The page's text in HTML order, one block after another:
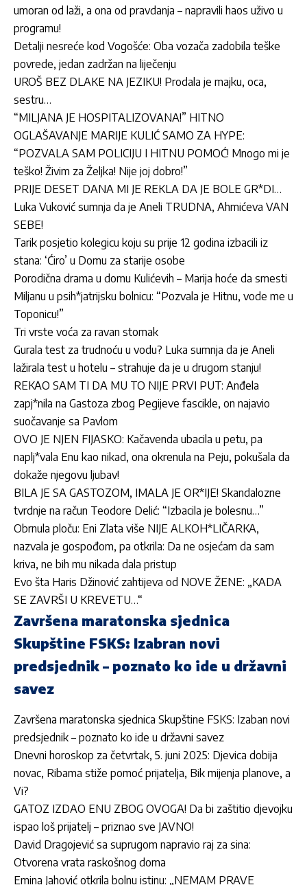
umoran od laži, a ona od pravdanja – napravili haos uživo u
programu!
Detalji nesreće kod Vogošće: Oba vozača zadobila teške
povrede, jedan zadržan na liječenju
UROŠ BEZ DLAKE NA JEZIKU! Prodala je majku, oca,
sestru…
“MILJANA JE HOSPITALIZOVANA!” HITNO
OGLAŠAVANJE MARIJE KULIĆ SAMO ZA HYPE:
“POZVALA SAM POLICIJU I HITNU POMOĆ! Mnogo mi je
teško! Živim za Željka! Nije joj dobro!”
PRIJE DESET DANA MI JE REKLA DA JE BOLE GR*DI…
Luka Vuković sumnja da je Aneli TRUDNA, Ahmićeva VAN
SEBE!
Tarik posjetio kolegicu koju su prije 12 godina izbacili iz
stana: ‘Ćiro’ u Domu za starije osobe
Porodična drama u domu Kulićevih – Marija hoće da smesti
Miljanu u psih*jatrijsku bolnicu: “Pozvala je Hitnu, vode me u
Toponicu!”
Tri vrste voća za ravan stomak
Gurala test za trudnoću u vodu? Luka sumnja da je Aneli
lažirala test u hotelu – strahuje da je u drugom stanju!
REKAO SAM TI DA MU TO NIJE PRVI PUT: Anđela
zapj*nila na Gastoza zbog Pegijeve fascikle, on najavio
suočavanje sa Pavlom
OVO JE NJEN FIJASKO: Kačavenda ubacila u petu, pa
naplj*vala Enu kao nikad, ona okrenula na Peju, pokušala da
dokaže njegovu ljubav!
BILA JE SA GASTOZOM, IMALA JE OR*IJE! Skandalozne
tvrdnje na račun Teodore Delić: “Izbacila je bolesnu…”
Obrnula ploču: Eni Zlata više NIJE ALKOH*LIČARKA,
nazvala je gospođom, pa otkrila: Da ne osjećam da sam
kriva, ne bih mu nikada dala pristup
Evo šta Haris Džinović zahtijeva od NOVE ŽENE: „KADA
SE ZAVRŠI U KREVETU…“
Završena maratonska sjednica
Skupštine FSKS: Izabran novi
predsjednik – poznato ko ide u državni
savez
Završena maratonska sjednica Skupštine FSKS: Izaban novi
predsjednik – poznato ko ide u državni savez
Dnevni horoskop za četvrtak, 5. juni 2025: Djevica dobija
novac, Ribama stiže pomoć prijatelja, Bik mijenja planove, a
Vi?
GATOZ IZDAO ENU ZBOG OVOGA! Da bi zaštitio djevojku
ispao loš prijatelj – priznao sve JAVNO!
David Dragojević sa suprugom napravio raj za sina:
Otvorena vrata raskošnog doma
Emina Jahović otkrila bolnu istinu: „NEMAM PRAVE